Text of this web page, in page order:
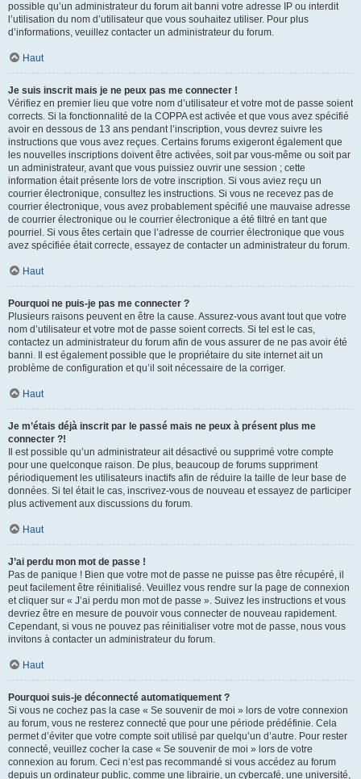
possible qu’un administrateur du forum ait banni votre adresse IP ou interdit
l’utilisation du nom d’utilisateur que vous souhaitez utiliser. Pour plus
d’informations, veuillez contacter un administrateur du forum.
Haut
Je suis inscrit mais je ne peux pas me connecter !
Vérifiez en premier lieu que votre nom d’utilisateur et votre mot de passe soient
corrects. Si la fonctionnalité de la COPPA est activée et que vous avez spécifié
avoir en dessous de 13 ans pendant l’inscription, vous devrez suivre les
instructions que vous avez reçues. Certains forums exigeront également que
les nouvelles inscriptions doivent être activées, soit par vous-même ou soit par
un administrateur, avant que vous puissiez ouvrir une session ; cette
information était présente lors de votre inscription. Si vous aviez reçu un
courrier électronique, consultez les instructions. Si vous ne recevez pas de
courrier électronique, vous avez probablement spécifié une mauvaise adresse
de courrier électronique ou le courrier électronique a été filtré en tant que
pourriel. Si vous êtes certain que l’adresse de courrier électronique que vous
avez spécifiée était correcte, essayez de contacter un administrateur du forum.
Haut
Pourquoi ne puis-je pas me connecter ?
Plusieurs raisons peuvent en être la cause. Assurez-vous avant tout que votre
nom d’utilisateur et votre mot de passe soient corrects. Si tel est le cas,
contactez un administrateur du forum afin de vous assurer de ne pas avoir été
banni. Il est également possible que le propriétaire du site internet ait un
problème de configuration et qu’il soit nécessaire de la corriger.
Haut
Je m’étais déjà inscrit par le passé mais ne peux à présent plus me
connecter ?!
Il est possible qu’un administrateur ait désactivé ou supprimé votre compte
pour une quelconque raison. De plus, beaucoup de forums suppriment
périodiquement les utilisateurs inactifs afin de réduire la taille de leur base de
données. Si tel était le cas, inscrivez-vous de nouveau et essayez de participer
plus activement aux discussions du forum.
Haut
J’ai perdu mon mot de passe !
Pas de panique ! Bien que votre mot de passe ne puisse pas être récupéré, il
peut facilement être réinitialisé. Veuillez vous rendre sur la page de connexion
et cliquer sur « J’ai perdu mon mot de passe ». Suivez les instructions et vous
devriez être en mesure de pouvoir vous connecter de nouveau rapidement.
Cependant, si vous ne pouvez pas réinitialiser votre mot de passe, nous vous
invitons à contacter un administrateur du forum.
Haut
Pourquoi suis-je déconnecté automatiquement ?
Si vous ne cochez pas la case « Se souvenir de moi » lors de votre connexion
au forum, vous ne resterez connecté que pour une période prédéfinie. Cela
permet d’éviter que votre compte soit utilisé par quelqu’un d’autre. Pour rester
connecté, veuillez cocher la case « Se souvenir de moi » lors de votre
connexion au forum. Ceci n’est pas recommandé si vous accédez au forum
depuis un ordinateur public, comme une librairie, un cybercafé, une université,